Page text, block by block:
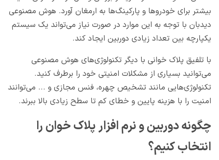
بیشتر برای خودروها و پارکینگ‌ها به ارمغان آورد. هوش مصنوعی
دیدبان با توجه به این موارد در صورت نیاز می‌تواند یک سیستم
یکپارچه بین تعداد زیادی دوربین ایجاد کند.
با تلفیق پلاک خوانی با دیگر تکنولوژی‌های هوش مصنوعی
می‌توانید بسیاری از مشکلات امنیتی خود را برطرف کنید.
تکنولوژی‌هایی مانند تشخیص چهره، فنس مجازی و ... می‌توانند
امنیت را با هزینه پایین و خطای کم تا سطح زیادی بالا ببرند.
چگونه دوربین و نرم افزار پلاک خوان را
انتخاب کنیم؟